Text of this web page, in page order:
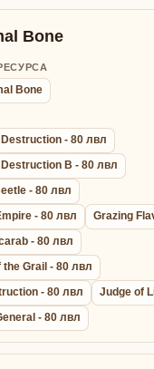
Bone
Bone
- 80 лвл
B - 80 лвл
- 80 лвл
- 80 лвл
Grazing
- 80 лвл
the Grail - 80 лвл
- 80 лвл
Judge of
- 80 лвл